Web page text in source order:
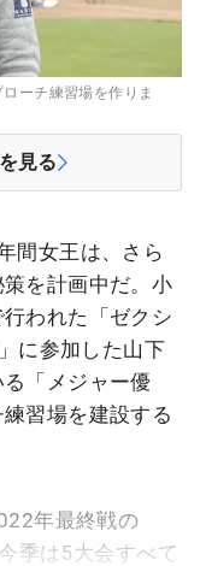
ーチ練習場を作りま
見る
間女王は、さら
を計画中だ。小
われた「ゼクシ
に参加した山下
「メジャー優
習場を建設する
年最終戦の
季は5大会すべて